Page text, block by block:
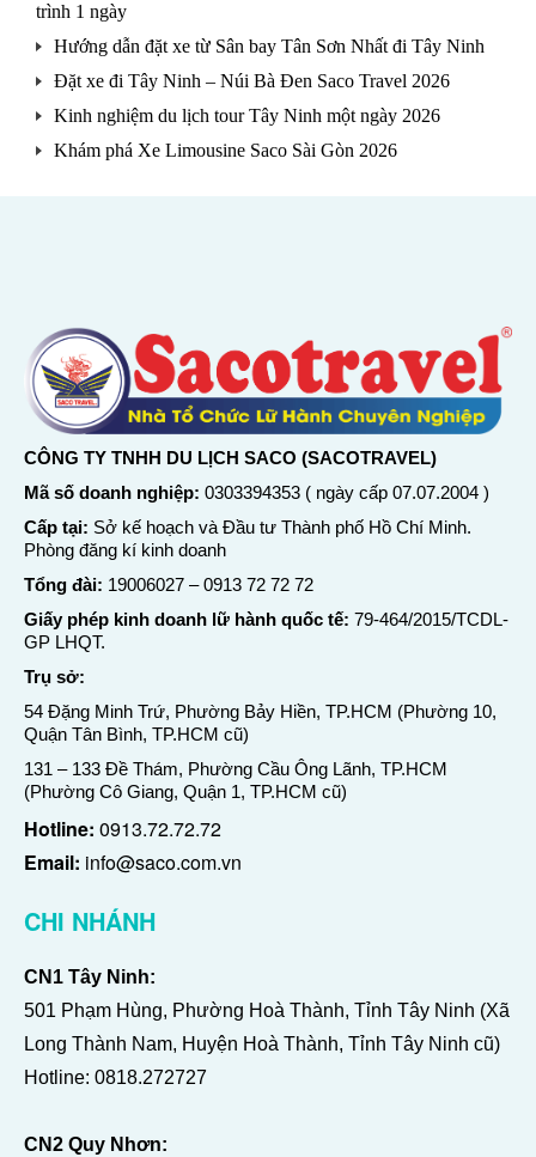
trình 1 ngày
Hướng dẫn đặt xe từ Sân bay Tân Sơn Nhất đi Tây Ninh
Đặt xe đi Tây Ninh – Núi Bà Đen Saco Travel 2026
Kinh nghiệm du lịch tour Tây Ninh một ngày 2026
Khám phá Xe Limousine Saco Sài Gòn 2026
CÔNG TY TNHH DU LỊCH SACO (SACOTRAVEL)
Mã số doanh nghiệp: 0303394353 ( ngày cấp 07.07.2004 )
Cấp tại: Sở kế hoạch và Đầu tư Thành phố Hồ Chí Minh.
Phòng đăng kí kinh doanh
Tổng đài: 19006027 –0913 72 72 72
Giấy phép kinh doanh lữ hành quốc tế: 79-464/2015/TCDL-
GP LHQT.
Trụ sở:
54 Đặng Minh Trứ, Phường Bảy Hiền, TP.HCM (Phường 10,
Quận Tân Bình, TP.HCM cũ)
131 – 133 Đề Thám, Phường Cầu Ông Lãnh, TP.HCM
(Phường Cô Giang, Quận 1, TP.HCM cũ)
Hotline: 0913.72.72.72
Email: info@saco.com.vn
CHI NHÁNH
CN1 Tây Ninh:
501 Phạm Hùng, Phường Hoà Thành, Tỉnh Tây Ninh (Xã
Long Thành Nam, Huyện Hoà Thành, Tỉnh Tây Ninh cũ)
Hotline: 0818.272727
CN2 Quy Nhơn: